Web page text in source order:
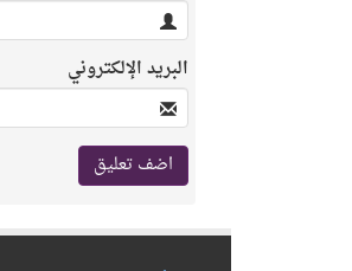
البريد الإلكتروني